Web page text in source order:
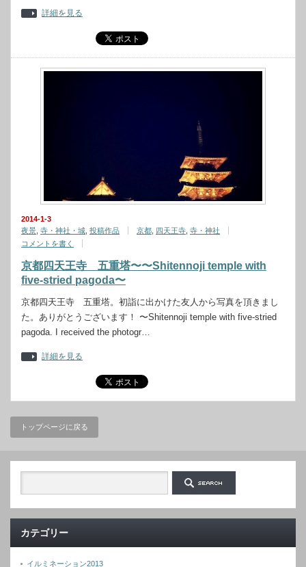
詳細を見る
2014-1-3
夜景 寺・神社・城 投稿作品 京都 四天王寺 寺・神社
コメントを書く
京都四天王寺 五重塔〜〜Shitennoji temple with
five-stried pagoda〜
京都四天王寺 五重塔。初詣に出かけた友人から写真を頂きまし
た。ありがとうございます！ 〜Shitennoji temple with five-stried
pagoda. I received the photogr…
詳細を見る
トップページに戻る
カテゴリー
イルミネーション2013